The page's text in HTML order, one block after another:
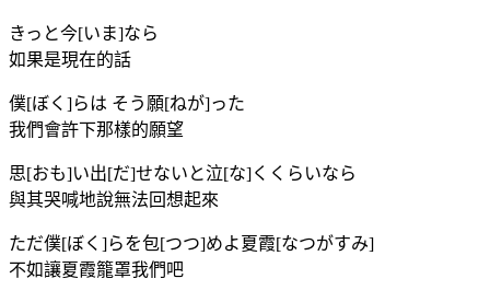
きっと今[いま]なら
如果是現在的話
僕[ぼく]らは そう願[ねが]った
我們會許下那樣的願望
思[おも]い出[だ]せないと泣[な]くくらいなら
與其哭喊地說無法回想起來
ただ僕[ぼく]らを包[つつ]めよ夏霞[なつがすみ]
不如讓夏霞籠罩我們吧